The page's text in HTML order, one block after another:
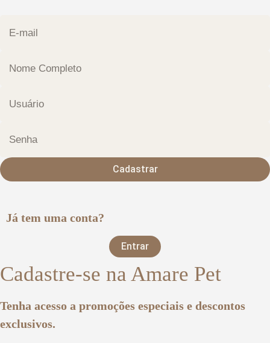
Cadastrar
Já tem uma conta?
Entrar
Cadastre-se na Amare Pet
Tenha acesso a promoções especiais e descontos
exclusivos.